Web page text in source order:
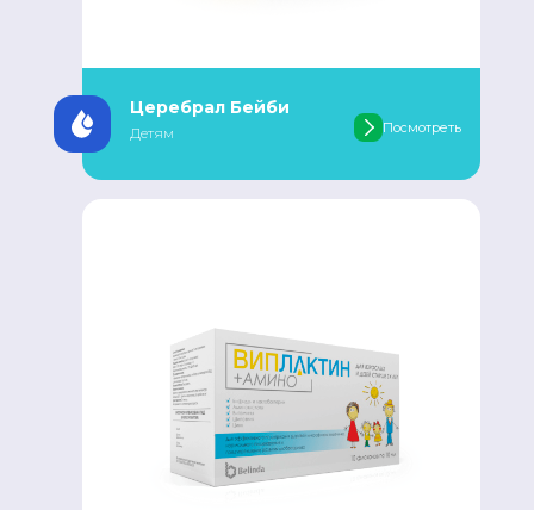
Церебрал Бейби
Детям Посмотреть